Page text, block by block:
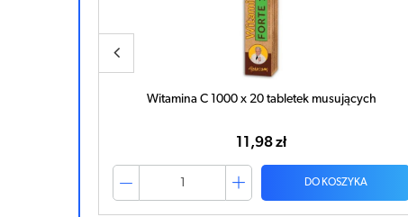
Ibuvit C krople doustne 100mg/ml 30ml
21,41 zł
DO KOSZYKA